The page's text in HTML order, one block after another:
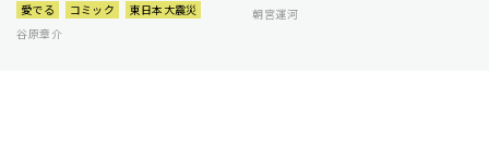
愛でる コミック
東日本大震災
谷原章介
朝宮運河